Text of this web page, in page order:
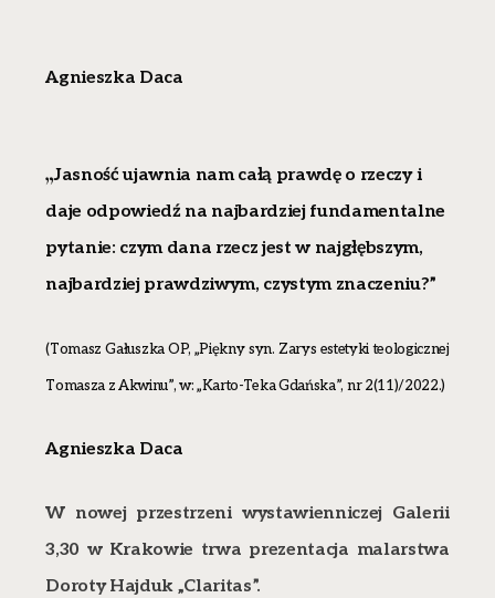
Agnieszka Daca
„Jasność ujawnia nam całą prawdę o rzeczy i
daje odpowiedź na najbardziej fundamentalne
pytanie: czym dana rzecz jest w najgłębszym,
najbardziej prawdziwym, czystym znaczeniu?”
(Tomasz Gałuszka OP, „Piękny syn. Zarys estetyki teologicznej
Tomasza z Akwinu”, w: „Karto-Teka Gdańska”, nr 2(11)/2022.)
Agnieszka Daca
W nowej przestrzeni wystawienniczej Galerii
3,30 w Krakowie trwa prezentacja malarstwa
Doroty Hajduk „Claritas”.